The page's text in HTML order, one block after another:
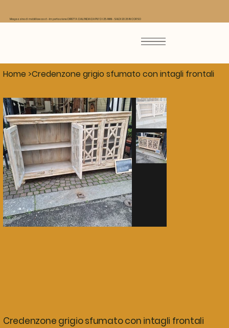
Home >Credenzone grigio sfumato con intagli frontali
Credenzone grigio sfumato con intagli frontali
Magazzino di mobili low cost - Importazione DIRETTA DALL'INDIA DA PIU' DI 25 ANNI - SALDI 2026 IN CORSO